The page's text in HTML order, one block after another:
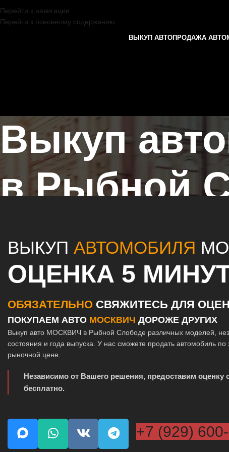
Перейти к навигации
Перейти к основному содержанию
ВЫКУП АВТОПРОДАЖА
Выкуп
в Рыбной
ВЫКУП АВТОМОБИЛЯ
ОЦЕНКА 5
ОБЯЗАТЕЛЬНО СВЯЖИТЕСЬ ДЛЯ
ПОКУПАЕМ АВТО МОСКВИЧ ДОРОЖЕ ДРУГИХ
Выкуп авто МОСКВИЧ в Рыбной Слободе различных моделей,
состояния и года выпуска. У нас сможете продать автомобиль
рыночной цене.
Независимо от Вашего решения, предоставим оценку
бесплатно.
+7 (929)